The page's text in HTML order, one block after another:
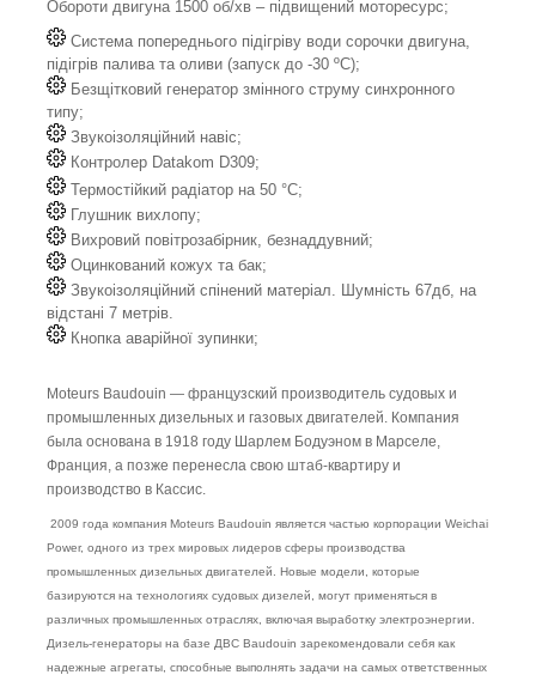
Обороти двигуна 1500 об/хв – підвищений моторесурс;
Система попереднього підігріву води сорочки двигуна,
підігрів палива та оливи (запуск до -30 ºС);
Безщітковий генератор змінного струму синхронного
типу;
Звукоізоляційний навіс;
Контролер Datakom D309;
Термостійкий радіатор на 50 °C;
Глушник вихлопу;
Вихровий повітрозабірник, безнаддувний;
Оцинкований кожух та бак;
Звукоізоляційний спінений матеріал. Шумність 67дб, на
відстані 7 метрів.
Кнопка аварійної зупинки;
Moteurs Baudouin — французский производитель судовых и
промышленных дизельных и газовых двигателей. Компания
была основана в 1918 году Шарлем Бодуэном в Марселе,
Франция, а позже перенесла свою штаб-квартиру и
производство в Кассис.
2009 года компания Moteurs Baudouin является частью корпорации Weichai
Power, одного из трех мировых лидеров сферы производства
промышленных дизельных двигателей. Новые модели, которые
базируются на технологиях судовых дизелей, могут применяться в
различных промышленных отраслях, включая выработку электроэнергии.
Дизель-генераторы на базе ДВС Baudouin зарекомендовали себя как
надежные агрегаты, способные выполнять задачи на самых ответственных